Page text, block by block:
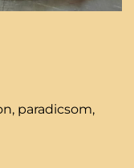
paradicsom,